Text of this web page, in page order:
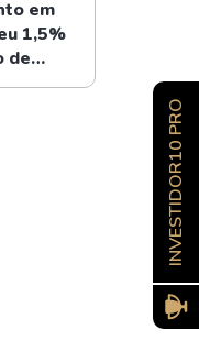
em
1,5%
de
INVESTIDOR10 PRO